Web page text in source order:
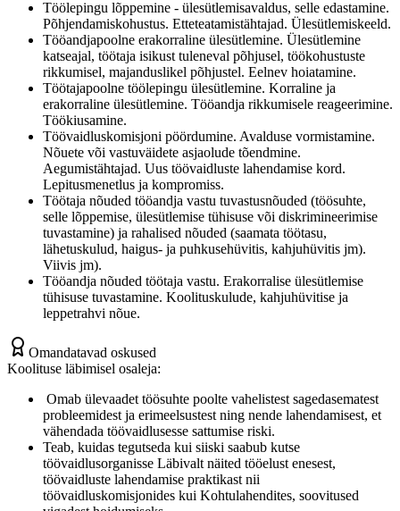
Töölepingu lõppemine - ülesütlemisavaldus, selle edastamine.
Põhjendamiskohustus. Etteteatamistähtajad. Ülesütlemiskeeld.
Tööandjapoolne erakorraline ülesütlemine. Ülesütlemine
katseajal, töötaja isikust tuleneval põhjusel, töökohustuste
rikkumisel, majanduslikel põhjustel. Eelnev hoiatamine.
Töötajapoolne töölepingu ülesütlemine. Korraline ja
erakorraline ülesütlemine. Tööandja rikkumisele reageerimine.
Töökiusamine.
Töövaidluskomisjoni pöördumine. Avalduse vormistamine.
Nõuete või vastuväidete asjaolude tõendmine.
Aegumistähtajad. Uus töövaidluste lahendamise kord.
Lepitusmenetlus ja kompromiss.
Töötaja nõuded tööandja vastu tuvastusnõuded (töösuhte,
selle lõppemise, ülesütlemise tühisuse või diskrimineerimise
tuvastamine) ja rahalised nõuded (saamata töötasu,
lähetuskulud, haigus- ja puhkusehüvitis, kahjuhüvitis jm).
Viivis jm).
Tööandja nõuded töötaja vastu. Erakorralise ülesütlemise
tühisuse tuvastamine. Koolituskulude, kahjuhüvitise ja
leppetrahvi nõue.
Omandatavad oskused
Koolituse läbimisel osaleja:
Omab ülevaadet töösuhte poolte vahelistest sagedasematest
probleemidest ja erimeelsustest ning nende lahendamisest, et
vähendada töövaidlusesse sattumise riski.
Teab, kuidas tegutseda kui siiski saabub kutse
töövaidlusorganisse Läbivalt näited tööelust enesest,
töövaidluste lahendamise praktikast nii
töövaidluskomisjonides kui Kohtulahendites, soovitused